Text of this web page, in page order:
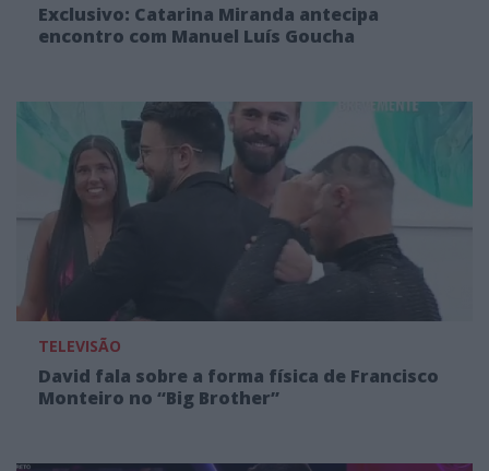
Exclusivo: Catarina Miranda antecipa
encontro com Manuel Luís Goucha
TELEVISÃO
David fala sobre a forma física de Francisco
Monteiro no “Big Brother”